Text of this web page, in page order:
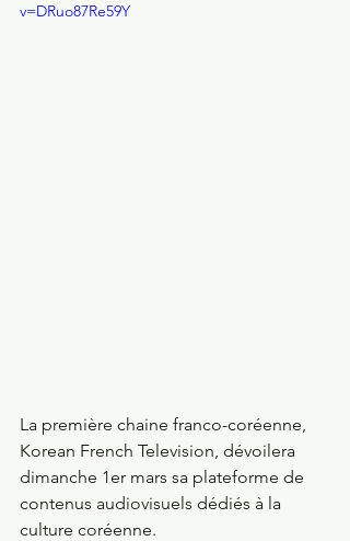
v=DRuo87Re59Y
La première chaine franco-coréenne,
Korean French Television, dévoilera
dimanche 1er mars sa plateforme de
contenus audiovisuels dédiés à la
culture coréenne.